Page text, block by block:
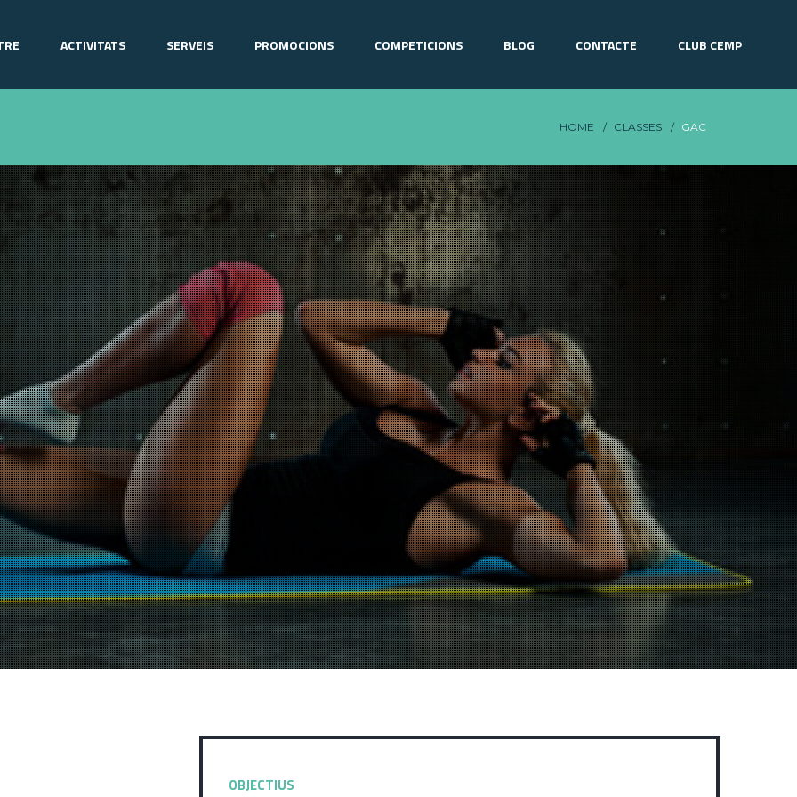
ACTIVITATS SERVEIS PROMOCIONS COMPETICIONS BLOG CONTACTE CLUB CEMP
HOME CLASSES GAC
OBJECTIUS